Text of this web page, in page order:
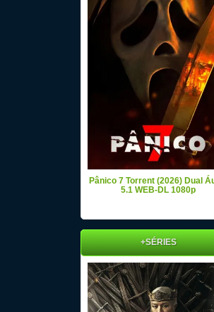
Pânico 7 Torrent (2026) Dual
5.1 WEB-DL 1080p
+SÉRIES